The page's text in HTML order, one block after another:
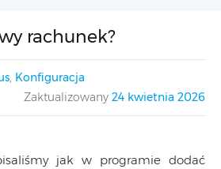
rachunek?
, Konfiguracja
Zaktualizowany 24 kwietnia 2026
jak w programie dodać